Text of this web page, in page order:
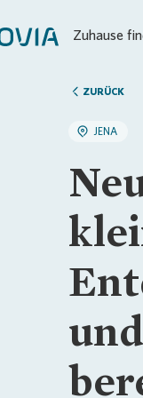
Zuhause
ZURÜCK
JENA